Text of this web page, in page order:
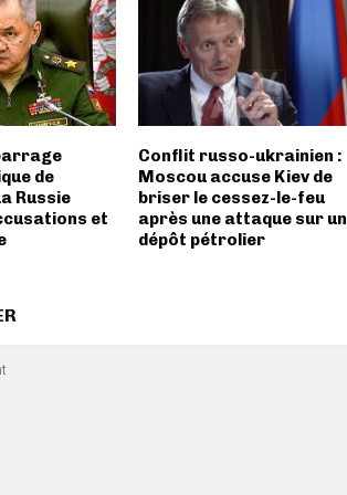
de
Russie
et
Conflit russo-ukrainien :
Moscou accuse Kiev de
briser le cessez-le-feu
après une attaque sur un
dépôt pétrolier